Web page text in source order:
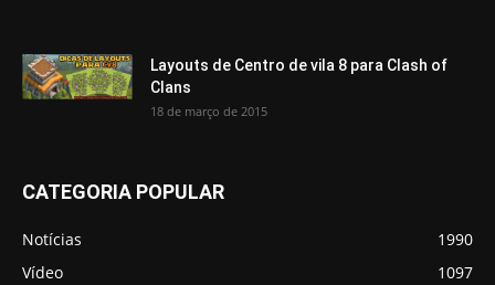
Layouts de Centro de vila 8 para Clash of
Clans
18 de março de 2015
CATEGORIA POPULAR
Notícias
1990
Vídeo
1097